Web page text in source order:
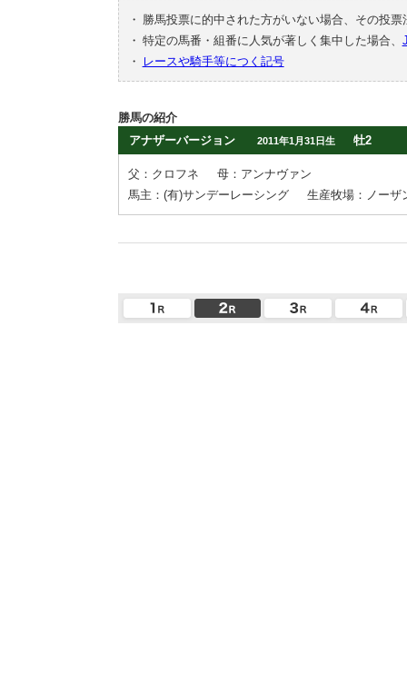
・
勝馬投票に的中された方がいない場合、その投
・ 特定の馬番・組番に人気が著しく集中した場合、
・
レースや騎手等につく記号
勝馬の紹介
アナザーバージョン
2011年1月31日生 牡2
父：クロフネ
母：アンナヴァン
馬主：(有)サンデーレーシング
生産牧場：ノーザ